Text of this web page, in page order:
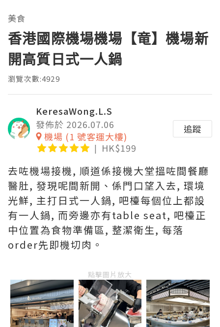
美食
香港國際機場機場【竜】機場新
開高質日式一人鍋
瀏覽次數:4929
KeresaWong.L.S
發佈於 2026.07.06
機場 (1 號客運大樓)
HK$199
追蹤
去咗機場接機, 順道係接機大堂搵咗間餐廳
醫肚, 發現呢間新開、係門口望入去, 環境
光鮮, 主打日式一人鍋, 吧檯每個位上都設
有一人鍋, 而旁邊亦有table seat, 吧檯正
中位置為食物準備區, 整潔衛生, 每落
order先即機切肉。
點擊圖片放大